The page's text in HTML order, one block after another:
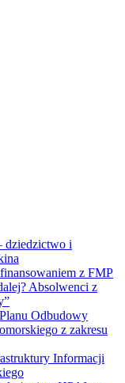
dziedzictwo i
z FMP
Absolwenci z
Odbudowy
z zakresu
Informacji